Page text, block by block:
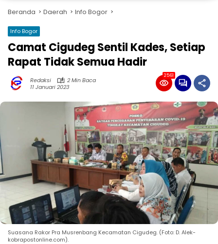
Beranda Daerah Info Bogor
Info Bogor
Camat Cigudeg Sentil Kades, Setiap
Rapat Tidak Semua Hadir
Redaksi
2 Min Baca
11 Januari 2023
2561
Suasana Rakor Pra Musrenbang Kecamatan Cigudeg. (Foto: D. Alek-
kobrapostonline.com).